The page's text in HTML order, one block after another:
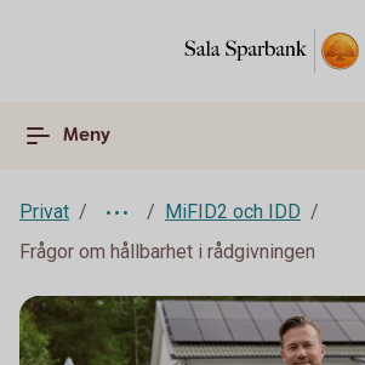
Meny
Privat
MiFID2 och IDD
Frågor om hållbarhet i rådgivningen